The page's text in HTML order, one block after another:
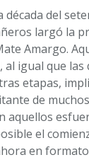
década del
largó la
Amargo.
al igual que las
etapas,
de muchos
aquellos
el
en